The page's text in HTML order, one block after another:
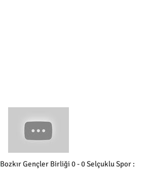
Bozkır Gençler Birliği 0 - 0 Selçuklu Spor :